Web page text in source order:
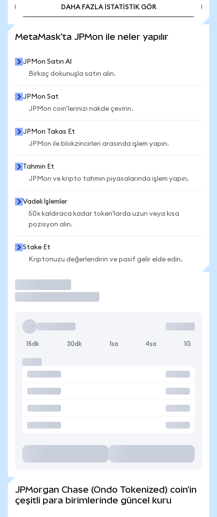
DAHA FAZLA İSTATİSTİK GÖR
MetaMask'ta JPMon ile neler yapılır
JPMon Satın Al
Birkaç dokunuşla satın alın.
JPMon Sat
JPMon coin'lerinizi nakde çevirin.
JPMon Takas Et
JPMon ile blokzincirleri arasında işlem yapın.
Tahmin Et
JPMon ve kripto tahmin piyasalarında işlem yapın.
Vadeli İşlemler
50x kaldıraca kadar token'larda uzun veya kısa
pozisyon alın.
Stake Et
Kriptonuzu değerlendirin ve pasif gelir elde edin.
15dk 30dk 1sa 4sa 1G
JPMorgan Chase (Ondo Tokenized) coin'in
çeşitli para birimlerinde güncel kuru